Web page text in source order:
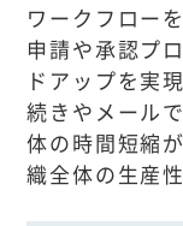
ワークフロー
申請や承認プ
ドアップを実
続きやメール
体の時間短縮
織全体の生産